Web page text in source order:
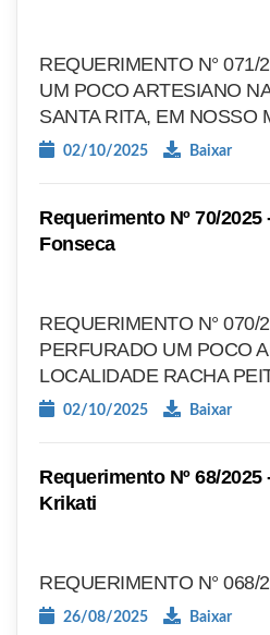
REQUERIMENTO N° 071/
UM POCO ARTESIANO
SANTA RITA, EM NOSSO
02/10/2025 Baixar
Requerimento Nº 70/
Fonseca
REQUERIMENTO N° 070/
PERFURADO UM POCO
LOCALIDADE RACHA
02/10/2025 Baixar
Requerimento Nº 68/
Krikati
REQUERIMENTO N° 068/
26/08/2025 Baixar